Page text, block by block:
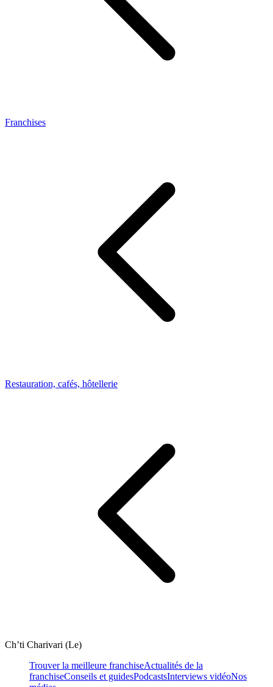
Franchises
Restauration, cafés, hôtellerie
Ch’ti Charivari (Le)
Trouver la meilleure franchiseActualités de la
franchiseConseils et guidesPodcastsInterviews vidéoNos